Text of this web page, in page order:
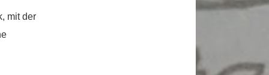
mit der